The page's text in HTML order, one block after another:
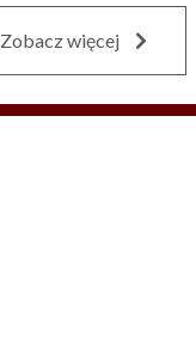
Zobacz więcej